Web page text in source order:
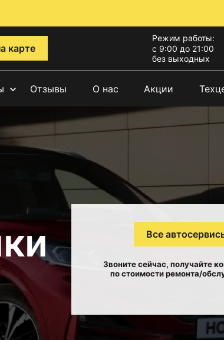
карте
Режим работы:
с 9:00 до 21:00
без выходных
Отзывы О нас Акции
Все
Звоните сейчас, получайте
по стоимости ремонта/